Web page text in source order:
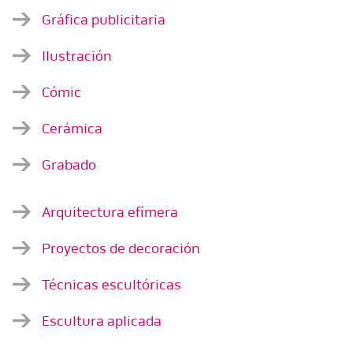
Gráfica publicitaria
Ilustración
Cómic
Cerámica
Grabado
Arquitectura efímera
Proyectos de decoración
Técnicas escultóricas
Escultura aplicada